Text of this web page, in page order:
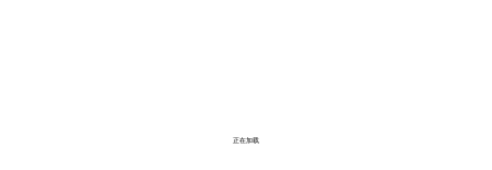
正在加载